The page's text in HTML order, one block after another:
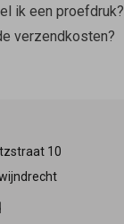
ik een proefdruk?
verzendkosten?
10